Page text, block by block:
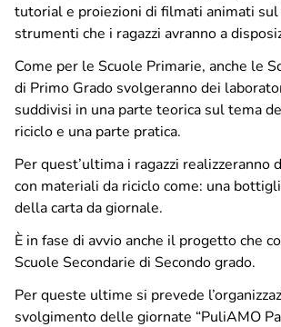
Decoro urbano
Nucleo intervento decoro
Spazzamento strade – Comune di
Piano neve – Comune di Pavia
Gestione verde
Archivio fotografico lavori effettuati
Privacy Policy
Note legali
Social media policy
tutorial e proiezioni di filmati animati
strumenti che i ragazzi avranno a
Come per le Scuole Primarie, anche le
di Primo Grado svolgeranno dei
suddivisi in una parte teorica sul tema
riciclo e una parte pratica.
Per quest’ultima i ragazzi realizzeranno
con materiali da riciclo come: una
della carta da giornale.
È in fase di avvio anche il progetto che
Scuole Secondarie di Secondo grado.
Per queste ultime si prevede
svolgimento delle giornate “PuliAMO